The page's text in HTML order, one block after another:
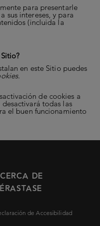
para presentarle
sus intereses, y para
(incluida la
en este Sitio puedes
de cookies a
todas las
el buen funcionamiento
DE
de Accesibilidad